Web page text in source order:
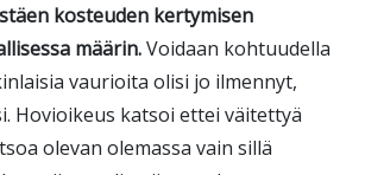
kosteuden kertymisen
määrin.Voidaan kohtuudella
vaurioita olisi jo ilmennyt,
Hovioikeus katsoi ettei väitettyä
olevan olemassa vain sillä